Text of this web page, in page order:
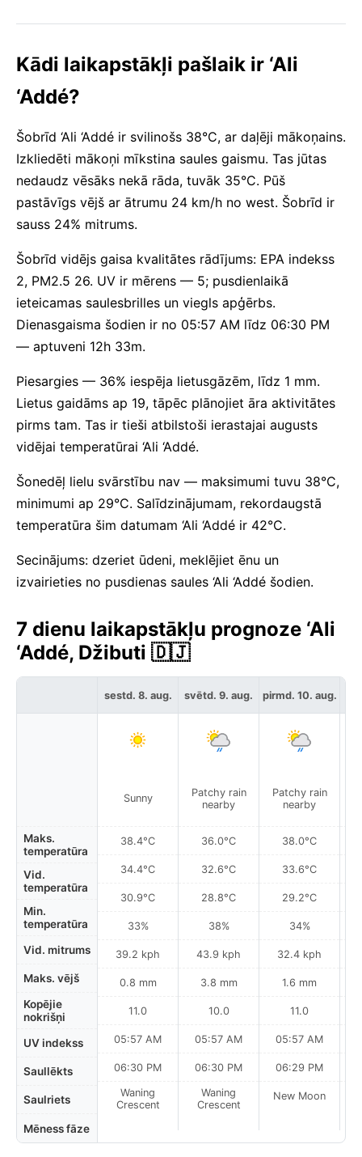
Kādi laikapstākļi pašlaik ir ‘Ali
‘Addé?
Šobrīd ‘Ali ‘Addé ir svilinošs 38°C, ar daļēji mākoņains.
Izkliedēti mākoņi mīkstina saules gaismu. Tas jūtas
nedaudz vēsāks nekā rāda, tuvāk 35°C. Pūš
pastāvīgs vējš ar ātrumu 24 km/h no west. Šobrīd ir
sauss 24% mitrums.
Šobrīd vidējs gaisa kvalitātes rādījums: EPA indekss
2, PM2.5 26. UV ir mērens — 5; pusdienlaikā
ieteicamas saulesbrilles un viegls apģērbs.
Dienasgaisma šodien ir no 05:57 AM līdz 06:30 PM
— aptuveni 12h 33m.
Piesargies — 36% iespēja lietusgāzēm, līdz 1 mm.
Lietus gaidāms ap 19, tāpēc plānojiet āra aktivitātes
pirms tam. Tas ir tieši atbilstoši ierastajai augusts
vidējai temperatūrai ‘Ali ‘Addé.
Šonedēļ lielu svārstību nav — maksimumi tuvu 38°C,
minimumi ap 29°C. Salīdzinājumam, rekordaugstā
temperatūra šim datumam ‘Ali ‘Addé ir 42°C.
Secinājums: dzeriet ūdeni, meklējiet ēnu un
izvairieties no pusdienas saules ‘Ali ‘Addé šodien.
7 dienu laikapstākļu prognoze ‘Ali
‘Addé, Džibuti 🇩🇯
Maks.
temperatūra
Vid.
temperatūra
Min.
temperatūra
Vid. mitrums
Maks. vējš
Kopējie
nokrišņi
UV indekss
Saullēkts
Saulriets
Mēness fāze
sestd. 8. aug.
Sunny
38.4°C
34.4°C
30.9°C
33%
39.2 kph
0.8 mm
11.0
05:57 AM
06:30 PM
Waning
Crescent
svētd. 9. aug.
Patchy rain
nearby
36.0°C
32.6°C
28.8°C
38%
43.9 kph
3.8 mm
10.0
05:57 AM
06:30 PM
Waning
Crescent
pirmd. 10. aug.
Patchy rain
nearby
38.0°C
33.6°C
29.2°C
34%
32.4 kph
1.6 mm
11.0
05:57 AM
06:29 PM
New Moon